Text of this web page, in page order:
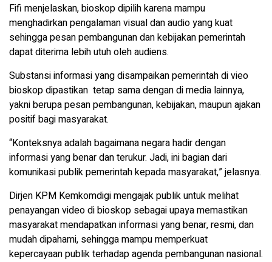
Fifi menjelaskan, bioskop dipilih karena mampu
menghadirkan pengalaman visual dan audio yang kuat
sehingga pesan pembangunan dan kebijakan pemerintah
dapat diterima lebih utuh oleh audiens.
Substansi informasi yang disampaikan pemerintah di vieo
bioskop dipastikan tetap sama dengan di media lainnya,
yakni berupa pesan pembangunan, kebijakan, maupun ajakan
positif bagi masyarakat.
“Konteksnya adalah bagaimana negara hadir dengan
informasi yang benar dan terukur. Jadi, ini bagian dari
komunikasi publik pemerintah kepada masyarakat,” jelasnya.
Dirjen KPM Kemkomdigi mengajak publik untuk melihat
penayangan video di bioskop sebagai upaya memastikan
masyarakat mendapatkan informasi yang benar, resmi, dan
mudah dipahami, sehingga mampu memperkuat
kepercayaan publik terhadap agenda pembangunan nasional.